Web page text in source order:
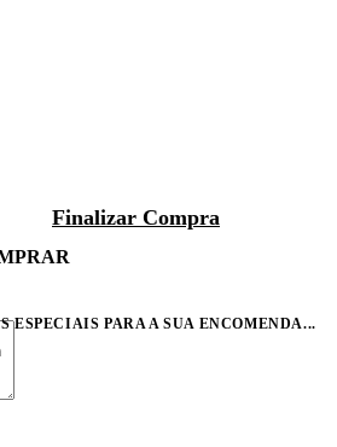
Finalizar Compra
ESPECIAIS PARA A SUA ENCOMENDA...